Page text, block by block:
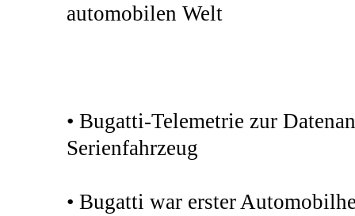
automobilen Welt
• Bugatti-Telemetrie zur
Serienfahrzeug
• Bugatti war erster